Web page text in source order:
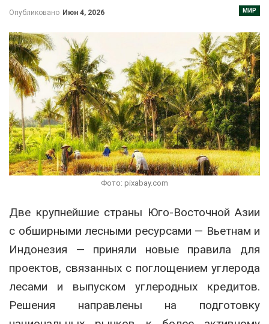
МИР
Опубликовано Июн 4, 2026
Фото: pixabay.com
Две крупнейшие страны Юго-Восточной Азии
с обширными лесными ресурсами — Вьетнам и
Индонезия — приняли новые правила для
проектов, связанных с поглощением углерода
лесами и выпуском углеродных кредитов.
Решения направлены на подготовку